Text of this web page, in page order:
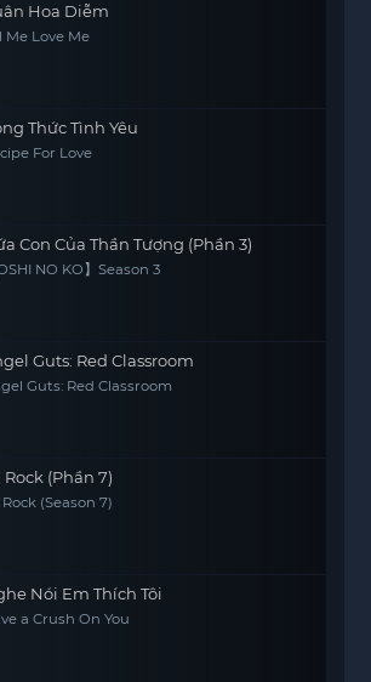
Hoa Diễm
Me Love Me
Thức Tình Yêu
For Love
Con Của Thần Tượng (Phần 3)
OSHI NO KO】Season 3
Guts: Red Classroom
Guts: Red Classroom
Rock (Phần 7)
(Season 7)
Nói Em Thích Tôi
a Crush On You